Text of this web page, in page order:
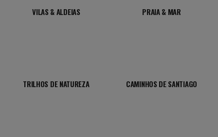
VILAS & ALDEIAS PRAIA & MAR
TRILHOS DE NATUREZA CAMINHOS DE SANTIAGO